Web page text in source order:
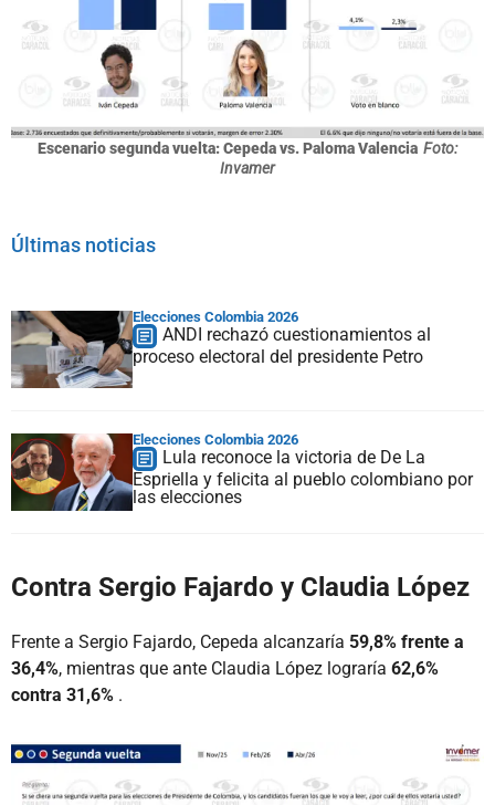
Escenario segunda vuelta: Cepeda vs. Paloma Valencia Foto:
Invamer
Últimas noticias
Elecciones Colombia 2026
ANDI rechazó cuestionamientos al
proceso electoral del presidente Petro
Elecciones Colombia 2026
Lula reconoce la victoria de De La
Espriella y felicita al pueblo colombiano por
las elecciones
Contra Sergio Fajardo y Claudia López
Frente a Sergio Fajardo, Cepeda alcanzaría 59,8% frente a
36,4%, mientras que ante Claudia López lograría 62,6%
contra 31,6% .